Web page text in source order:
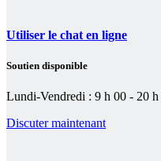
Utiliser le chat en ligne
Soutien disponible
Lundi-Vendredi : 9 h 00 - 20
Discuter maintenant